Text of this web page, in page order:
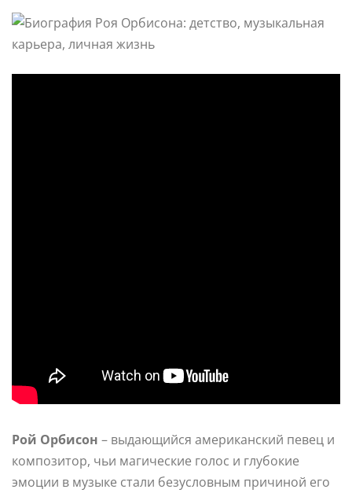
Рой Орбисон – выдающийся американский певец и
композитор, чьи магические голос и глубокие
эмоции в музыке стали безусловным причиной его